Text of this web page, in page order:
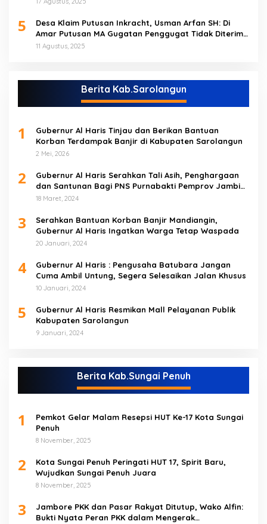
5
Desa Klaim Putusan Inkracht, Usman Arfan SH: Di
Amar Putusan MA Gugatan Penggugat Tidak Diterima
(NO)
11 Agustus, 2025
Berita Kab.Sarolangun
1
Gubernur Al Haris Tinjau dan Berikan Bantuan
Korban Terdampak Banjir di Kabupaten Sarolangun
2 Mei, 2026
2
Gubernur Al Haris Serahkan Tali Asih, Penghargaan
dan Santunan Bagi PNS Purnabakti Pemprov Jambi
Yang Berada di Sarolangun
18 Maret, 2024
3
Serahkan Bantuan Korban Banjir Mandiangin,
Gubernur Al Haris Ingatkan Warga Tetap Waspada
20 Januari, 2024
4
Gubernur Al Haris : Pengusaha Batubara Jangan
Cuma Ambil Untung, Segera Selesaikan Jalan Khusus
10 Januari, 2024
5
Gubernur Al Haris Resmikan Mall Pelayanan Publik
Kabupaten Sarolangun
9 Januari, 2024
Berita Kab.Sungai Penuh
1
Pemkot Gelar Malam Resepsi HUT Ke-17 Kota Sungai
Penuh
8 November, 2025
2
Kota Sungai Penuh Peringati HUT 17, Spirit Baru,
Wujudkan Sungai Penuh Juara
8 November, 2025
3
Jambore PKK dan Pasar Rakyat Ditutup, Wako Alfin:
Bukti Nyata Peran PKK dalam Mengerak